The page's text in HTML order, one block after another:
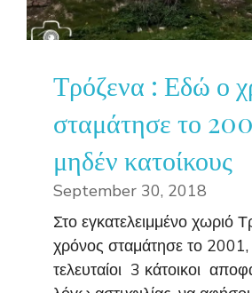
Τρόζενα : Εδώ ο
σταμάτησε το
μηδέν κατοίκους
September 30, 2018
Στο εγκατελειμμένο χωριό
χρόνος σταμάτησε το 2001,
τελευταίοι 3 κάτοικοι